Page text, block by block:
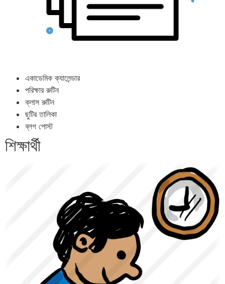
একাডেমিক ক্যালেন্ডার
পরিক্ষার রুটিন
ক্লাস রুটিন
ছুটির তালিকা
ব্লগ পোস্ট
শিক্ষার্থী